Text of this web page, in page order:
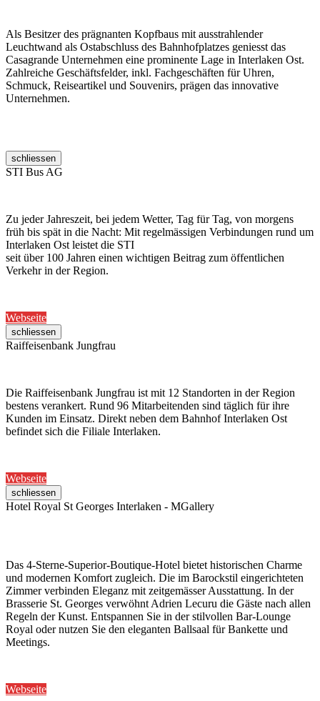
Als Besitzer des prägnanten Kopfbaus mit ausstrahlender
Leuchtwand als Ostabschluss des Bahnhofplatzes geniesst das
Casagrande Unternehmen eine prominente Lage in Interlaken Ost.
Zahlreiche Geschäftsfelder, inkl. Fachgeschäften für Uhren,
Schmuck, Reiseartikel und Souvenirs, prägen das innovative
Unternehmen.
schliessen
STI Bus AG
Zu jeder Jahreszeit, bei jedem Wetter, Tag für Tag, von morgens
früh bis spät in die Nacht: Mit regelmässigen Verbindungen rund um
Interlaken Ost leistet die STI
seit über 100 Jahren einen wichtigen Beitrag zum öffentlichen
Verkehr in der Region.
Webseite
schliessen
Raiffeisenbank Jungfrau
Die Raiffeisenbank Jungfrau ist mit 12 Standorten in der Region
bestens verankert. Rund 96 Mitarbeitenden sind täglich für ihre
Kunden im Einsatz. Direkt neben dem Bahnhof Interlaken Ost
befindet sich die Filiale Interlaken.
Webseite
schliessen
Hotel Royal St Georges Interlaken - MGallery
Das 4-Sterne-Superior-Boutique-Hotel bietet historischen Charme
und modernen Komfort zugleich. Die im Barockstil eingerichteten
Zimmer verbinden Eleganz mit zeitgemässer Ausstattung. In der
Brasserie St. Georges verwöhnt Adrien Lecuru die Gäste nach allen
Regeln der Kunst. Entspannen Sie in der stilvollen Bar-Lounge
Royal oder nutzen Sie den eleganten Ballsaal für Bankette und
Meetings.
Webseite